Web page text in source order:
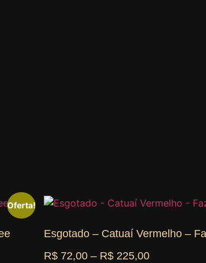
Oferta!
Esgotado – Catuaí Vermelho –
R$72,00 – R$225,00